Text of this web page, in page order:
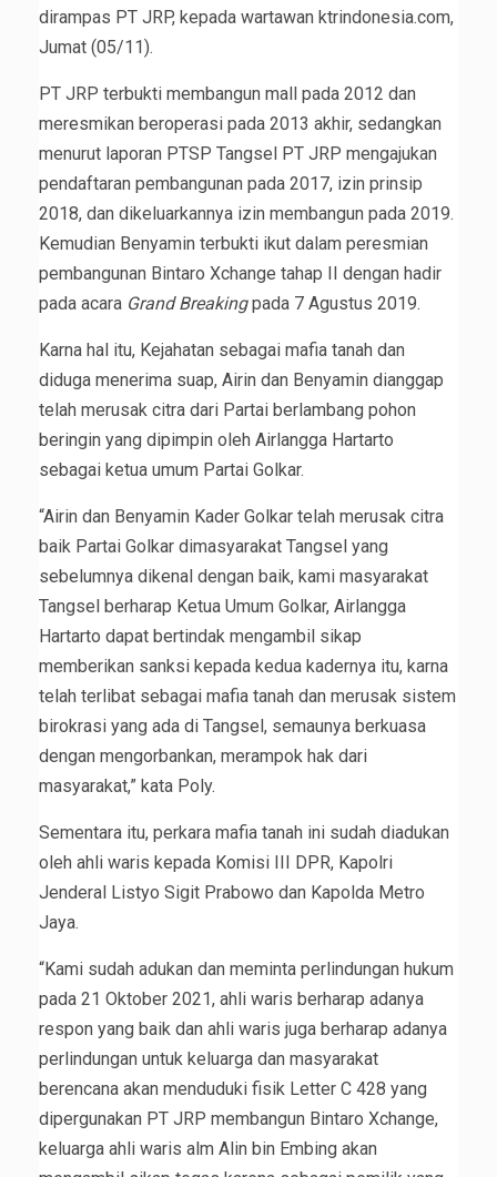
dirampas PT JRP, kepada wartawan ktrindonesia.com,
Jumat (05/11).
PT JRP terbukti membangun mall pada 2012 dan
meresmikan beroperasi pada 2013 akhir, sedangkan
menurut laporan PTSP Tangsel PT JRP mengajukan
pendaftaran pembangunan pada 2017, izin prinsip
2018, dan dikeluarkannya izin membangun pada 2019.
Kemudian Benyamin terbukti ikut dalam peresmian
pembangunan Bintaro Xchange tahap II dengan hadir
pada acara Grand Breakingpada 7 Agustus 2019.
Karna hal itu, Kejahatan sebagai mafia tanah dan
diduga menerima suap, Airin dan Benyamin dianggap
telah merusak citra dari Partai berlambang pohon
beringin yang dipimpin oleh Airlangga Hartarto
sebagai ketua umum Partai Golkar.
“Airin dan Benyamin Kader Golkar telah merusak citra
baik Partai Golkar dimasyarakat Tangsel yang
sebelumnya dikenal dengan baik, kami masyarakat
Tangsel berharap Ketua Umum Golkar, Airlangga
Hartarto dapat bertindak mengambil sikap
memberikan sanksi kepada kedua kadernya itu, karna
telah terlibat sebagai mafia tanah dan merusak sistem
birokrasi yang ada di Tangsel, semaunya berkuasa
dengan mengorbankan, merampok hak dari
masyarakat,” kata Poly.
Sementara itu, perkara mafia tanah ini sudah diadukan
oleh ahli waris kepada Komisi III DPR, Kapolri
Jenderal Listyo Sigit Prabowo dan Kapolda Metro
Jaya.
“Kami sudah adukan dan meminta perlindungan hukum
pada 21 Oktober 2021, ahli waris berharap adanya
respon yang baik dan ahli waris juga berharap adanya
perlindungan untuk keluarga dan masyarakat
berencana akan menduduki fisik Letter C 428 yang
dipergunakan PT JRP membangun Bintaro Xchange,
keluarga ahli waris alm Alin bin Embing akan